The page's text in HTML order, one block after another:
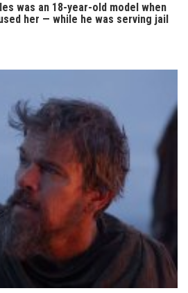
was an 18-year-old model when
her — while he was serving jail